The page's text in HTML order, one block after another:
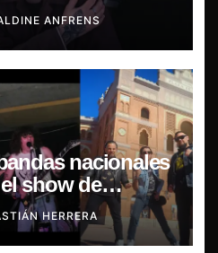
ANFRENS
nacionales
show de
HERRERA